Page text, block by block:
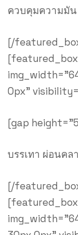
ควบคุมความมั
[/
[featured_box
0px”
[gap
บรรเทา ผ่อนค
[/
[featured_box